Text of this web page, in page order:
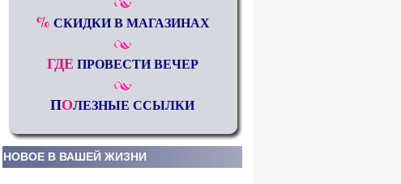
% СКИДКИ В МАГАЗИНАХ
ГДЕ ПРОВЕСТИ ВЕЧЕР
ПОЛЕЗНЫЕ ССЫЛКИ
НОВОЕ В ВАШЕЙ ЖИЗНИ